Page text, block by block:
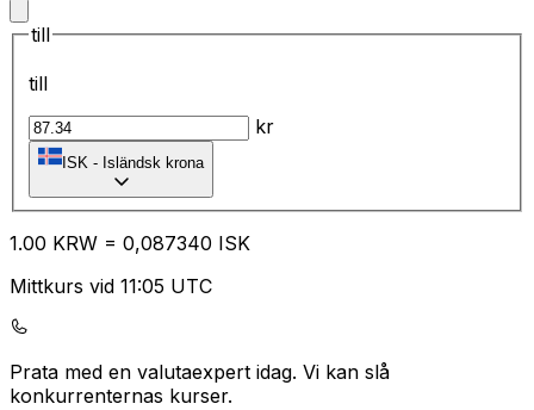
till
till
kr
ISK - Isländsk krona
1.00 KRW = 0,087340 ISK
Mittkurs vid 11:05 UTC
Prata med en valutaexpert idag. Vi kan slå
konkurrenternas kurser.